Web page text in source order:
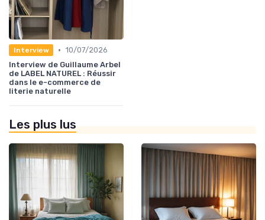
Interview • 10/07/2026
Interview de Guillaume Arbel
de LABEL NATUREL : Réussir
dans le e-commerce de
literie naturelle
Les plus lus